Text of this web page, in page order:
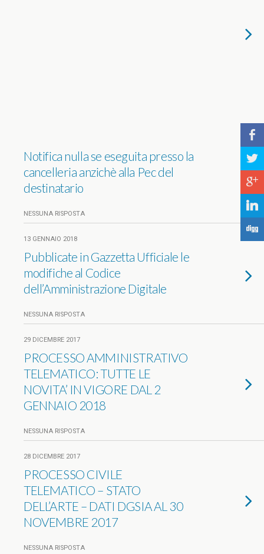
Notifica nulla se eseguita presso la
cancelleria anzichè alla Pec del
destinatario
NESSUNA RISPOSTA
13 GENNAIO 2018
Pubblicate in Gazzetta Ufficiale le
modifiche al Codice
dell’Amministrazione Digitale
NESSUNA RISPOSTA
29 DICEMBRE 2017
PROCESSO AMMINISTRATIVO
TELEMATICO: TUTTE LE
NOVITA’ IN VIGORE DAL 2
GENNAIO 2018
NESSUNA RISPOSTA
28 DICEMBRE 2017
PROCESSO CIVILE
TELEMATICO – STATO
DELL’ARTE – DATI DGSIA AL 30
NOVEMBRE 2017
NESSUNA RISPOSTA
b
a
c
j
F